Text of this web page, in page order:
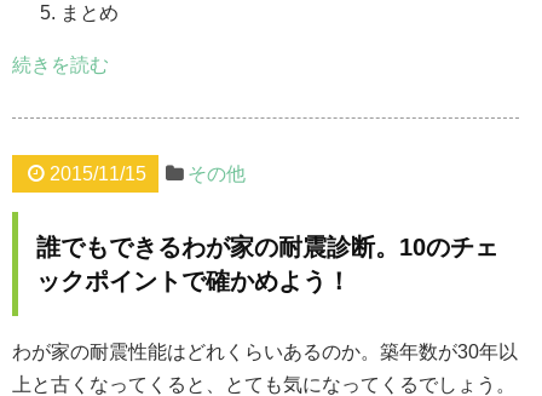
まとめ
続きを読む
2015/11/15 その他
誰でもできるわが家の耐震診断。10のチェ
ックポイントで確かめよう！
わが家の耐震性能はどれくらいあるのか。築年数が30年以
上と古くなってくると、とても気になってくるでしょう。